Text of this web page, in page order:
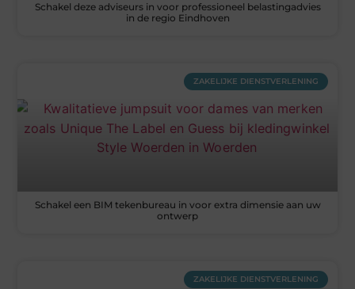
Schakel deze adviseurs in voor professioneel belastingadvies
in de regio Eindhoven
ZAKELIJKE DIENSTVERLENING
Schakel een BIM tekenbureau in voor extra dimensie aan uw
ontwerp
ZAKELIJKE DIENSTVERLENING